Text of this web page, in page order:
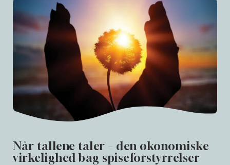
Når tallene taler – den økonomiske
virkelighed bag spiseforstyrrelser